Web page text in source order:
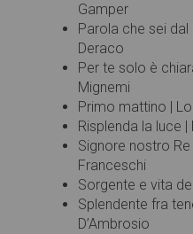
Gamper
Parola che sei
Deraco
Per te solo è
Mignemi
Primo mattino |
Risplenda la luce
Signore nostro
Franceschi
Sorgente e vita
Splendente fra
D’Ambrosio